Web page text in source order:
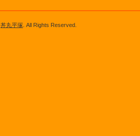
丼丸平塚 . All Rights Reserved.